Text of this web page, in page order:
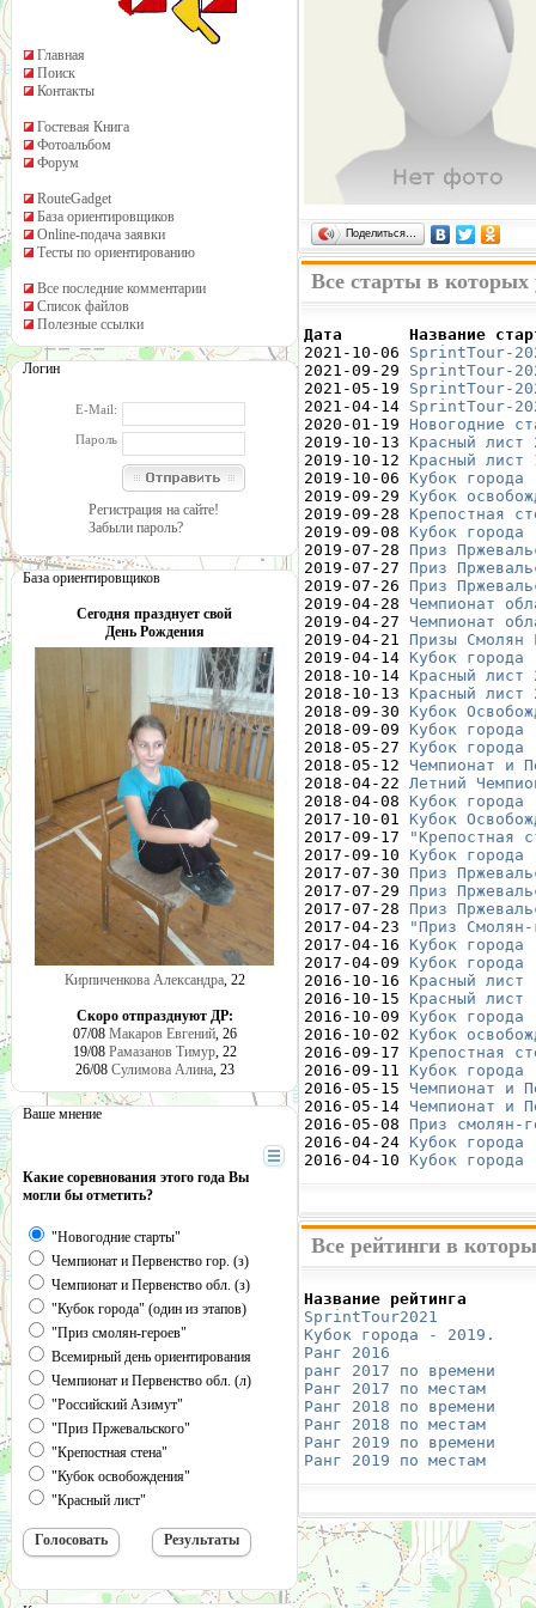
Главная
Поиск
Контакты
Гостевая Книга
Фотоальбом
Форум
RouteGadget
База ориентировщиков
Online-подача заявки
Тесты по ориентированию
Все последние комментарии
Список файлов
Полезные ссылки
Логин
E-Mail:
Пароль
Регистрация на сайте!
Забыли пароль?
База ориентировщиков
Сегодня празднует свой
День Рождения
Кирпиченкова Александра, 22
Скоро отпразднуют ДР:
07/08 Макаров Евгений, 26
19/08 Рамазанов Тимур, 22
26/08 Сулимова Алина, 23
Ваше мнение
Какие соревнования этого года Вы
могли бы отметить?
"Новогодние старты"
Чемпионат и Первенство гор. (з)
Чемпионат и Первенство обл. (з)
"Кубок города" (один из этапов)
"Приз смолян-героев"
Всемирный день ориентирования
Чемпионат и Первенство обл. (л)
"Российский Азимут"
"Приз Пржевальского"
"Крепостная стена"
"Кубок освобождения"
"Красный лист"
Поделиться…
Все старты в которых
Дата       Название
2021-10-06 SprintTour-
2021-09-29 SprintTour-
2021-05-19 SprintTour-
2021-04-14 SprintTour-
2020-01-19 Новогодние
2019-10-13 Красный лист
2019-10-12 Красный лист
2019-10-06 Кубок
2019-09-29 Кубок
2019-09-28 Крепостная
2019-09-08 Кубок
2019-07-28 Приз
2019-07-27 Приз
2019-07-26 Приз
2019-04-28 Чемпионат
2019-04-27 Чемпионат
2019-04-21 Призы Смолян
2019-04-14 Кубок
2018-10-14 Красный
2018-10-13 Красный
2018-09-30 Кубок
2018-09-09 Кубок
2018-05-27 Кубок
2018-05-12 Чемпионат и
2018-04-22 Летний
2018-04-08 Кубок
2017-10-01 Кубок
2017-09-17
"Крепостная
2017-09-10 Кубок
2017-07-30 Приз
2017-07-29 Приз
2017-07-28 Приз
2017-04-23
"Приз
2017-04-16 Кубок
2017-04-09 Кубок
2016-10-16 Красный
2016-10-15 Красный
2016-10-09 Кубок
2016-10-02 Кубок
2016-09-17 Крепостная
2016-09-11 Кубок
2016-05-15 Чемпионат и
2016-05-14 Чемпионат и
2016-05-08 Приз смолян-
2016-04-24 Кубок
2016-04-10 Кубок
Все рейтинги в
Название рейтинга
SprintTour2021
Кубок города - 2019.
Ранг 2016
ранг 2017 по времени
Ранг 2017 по местам
Ранг 2018 по времени
Ранг 2018 по местам
Ранг 2019 по времени
Ранг 2019 по местам